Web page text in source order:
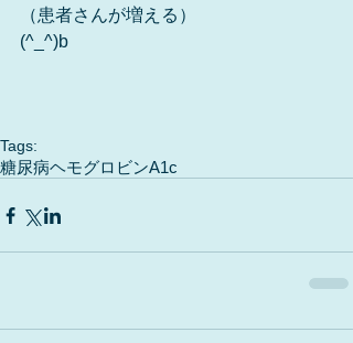
（患者さんが増える）
(^_^)b
Tags:
糖尿病ヘモグロビンA1c